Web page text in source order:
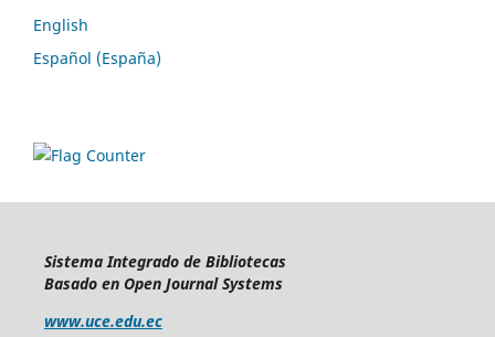
English
Español (España)
Sistema Integrado de Bibliotecas
Basado en Open Journal Systems
www.uce.edu.ec